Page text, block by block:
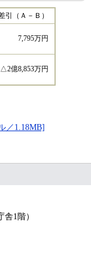
引（Ａ－Ｂ）
7,795万円
△2億8,853万円
／1.18MB]
1階）